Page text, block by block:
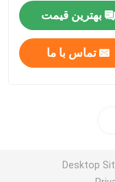
بهترین قیمت
تماس با ما
Desktop